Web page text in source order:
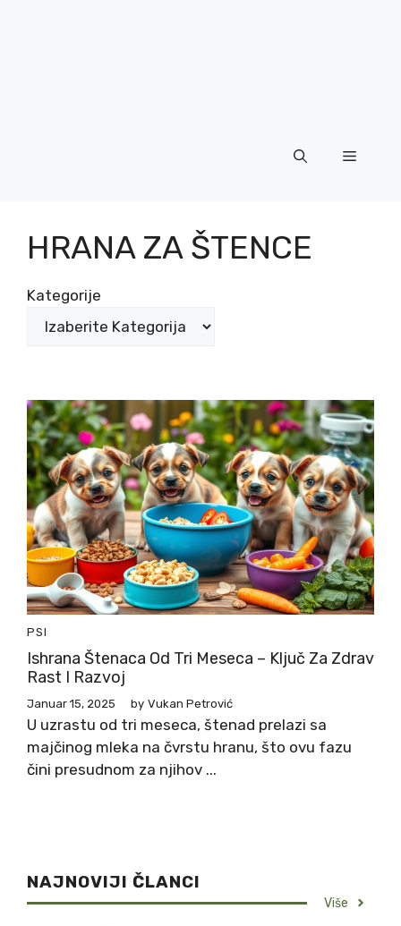
Menu
HRANA ZA ŠTENCE
Kategorije
PSI
Ishrana Štenaca Od Tri Meseca – Ključ Za Zdrav
Rast I Razvoj
Januar 15, 2025 by Vukan Petrović
U uzrastu od tri meseca, štenad prelazi sa
majčinog mleka na čvrstu hranu, što ovu fazu
čini presudnom za njihov ...
NAJNOVIJI ČLANCI
Više